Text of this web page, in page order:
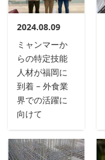
2024.08.09
ミャンマーか
らの特定技能
人材が福岡に
到着 – 外食業
界での活躍に
向けて